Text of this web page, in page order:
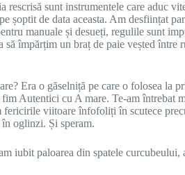
sunt instrumentele care aduc
șoptit de data aceasta. Am desființat
manuale și desueți, regulile sunt
împărțim un braț de paie veșted între
Era o găselniță pe care o folosea la
Autentici cu A mare. Te-am întrebat
viitoare înfofoliți în scutece
oglinzi. Și speram.
paloarea din spatele